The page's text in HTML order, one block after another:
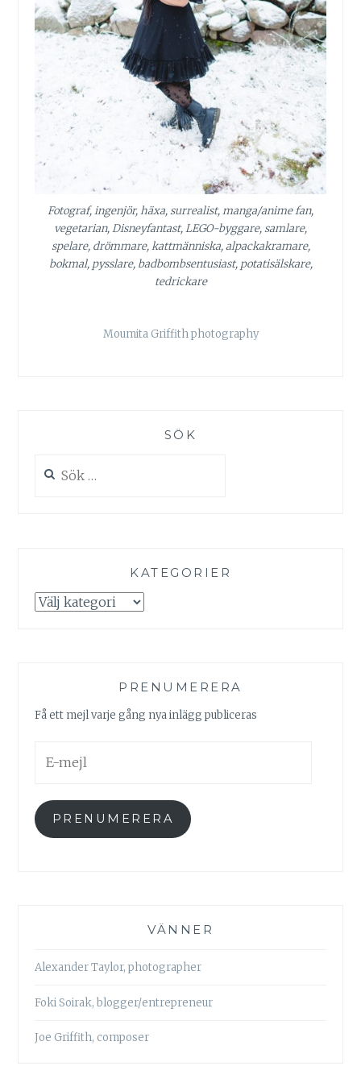
Fotograf, ingenjör, häxa, surrealist, manga/anime fan,
vegetarian, Disneyfantast, LEGO-byggare, samlare,
spelare, drömmare, kattmänniska, alpackakramare,
bokmal, pysslare, badbombsentusiast, potatisälskare,
tedrickare
Moumita Griffith photography
SÖK
efter:
KATEGORIER
Kategorier
PRENUMERERA
Få ett mejl varje gång nya inlägg publiceras
mejl
PRENUMERERA
VÄNNER
Alexander Taylor, photographer
Foki Soirak, blogger/entrepreneur
Joe Griffith, composer